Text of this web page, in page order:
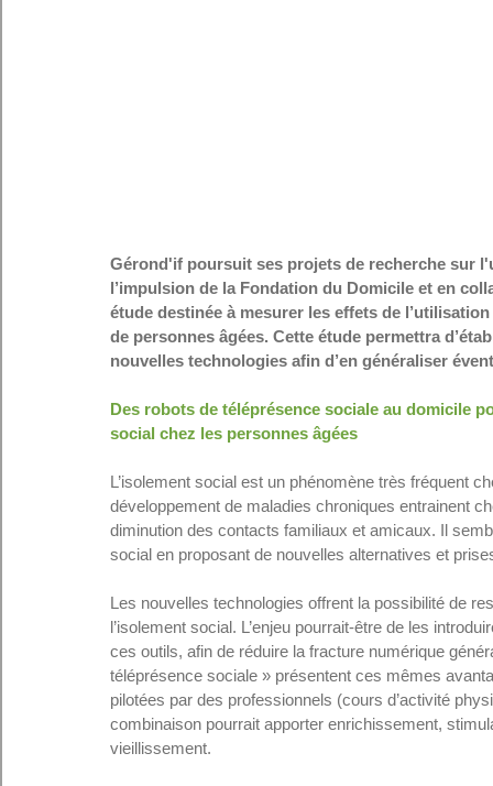
Gérond'if poursuit ses projets de recherche sur
l’impulsion de la Fondation du Domicile et en
étude destinée à mesurer les effets de
de personnes âgées. Cette étude permettra
nouvelles technologies afin d’en généraliser
Des robots de téléprésence sociale au domicile
social chez les personnes âgées
L’isolement social est un phénomène très fréquent
développement de maladies chroniques entrainent
diminution des contacts familiaux et amicaux. Il
social en proposant de nouvelles alternatives et
Les nouvelles technologies offrent la possibilité de
l’isolement social. L’enjeu pourrait-être de les
ces outils, afin de réduire la fracture numérique
téléprésence sociale » présentent ces mêmes
pilotées par des professionnels (cours d’activité
combinaison pourrait apporter enrichissement,
vieillissement.